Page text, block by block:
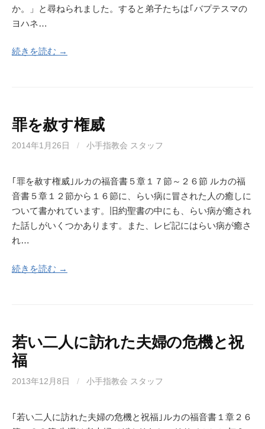
か。」と尋ねられました。すると弟子たちは｢バプテスマの
ヨハネ…
続きを読む →
罪を赦す権威
2014年1月26日 / 小手指教会 スタッフ
｢罪を赦す権威｣ルカの福音書５章１７節～２６節 ルカの福
音書５章１２節から１６節に、らい病に冒された人の癒しに
ついて書かれています。旧約聖書の中にも、らい病が癒され
た話しがいくつかあります。また、レビ記にはらい病が癒さ
れ…
続きを読む →
若い二人に訪れた夫婦の危機と祝
福
2013年12月8日 / 小手指教会 スタッフ
｢若い二人に訪れた夫婦の危機と祝福｣ルカの福音書１章２６